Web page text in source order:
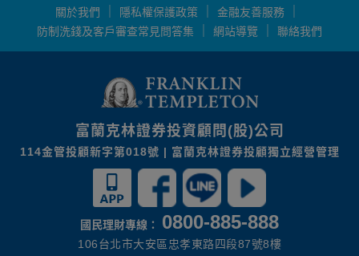
關於我們 隱私權保護政策
金融友善服務
防制洗錢及客戶審查常見問答集
網站導覽 聯絡我們
富蘭克林證券投資顧問(股)公司
114金管投顧新字第018號 | 富蘭克林證券投顧獨立經營管理
國民理財專線： 0800-885-888
106台北市大安區忠孝東路四段87號8樓